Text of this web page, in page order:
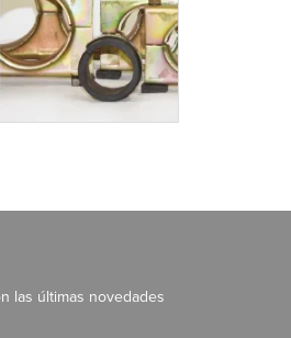
las últimas novedades